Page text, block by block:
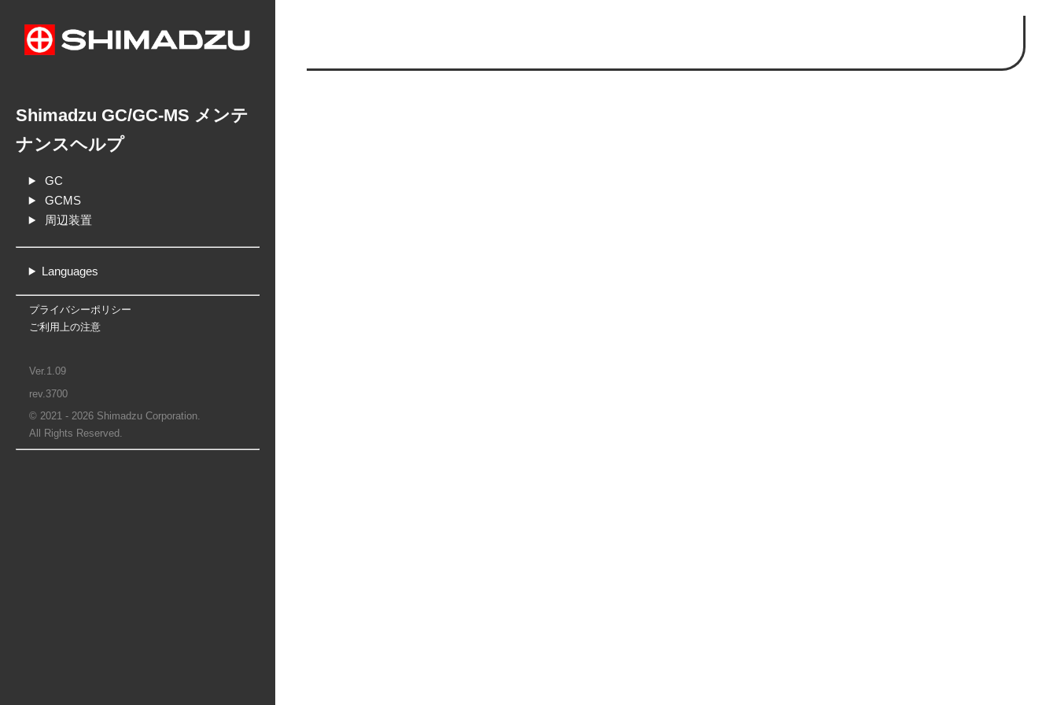
Shimadzu GC/GC-MS メンテ
ナンスヘルプ
GC
GCMS
周辺装置
Languages
プライバシーポリシー
ご利用上の注意
Ver.1.09
rev.3700
© 2021 - 2026 Shimadzu Corporation.
All Rights Reserved.